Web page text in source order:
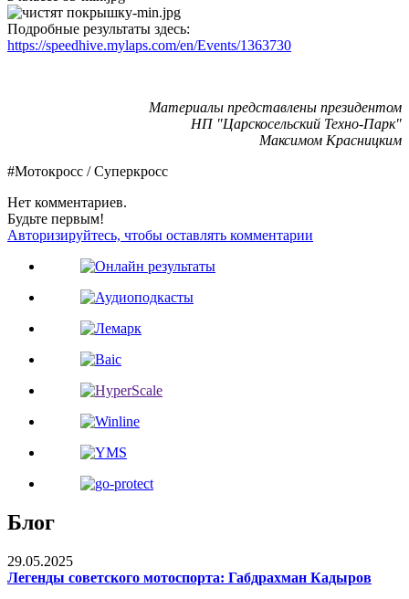
Подробные результаты здесь:
https://speedhive.mylaps.com/en/Events/1363730
Материалы представлены президентом
НП "Царскосельский Техно-Парк"
Максимом Красницким
#Мотокросс / Суперкросс
Нет комментариев.
Будьте первым!
Авторизируйтесь, чтобы оставлять комментарии
Блог
29.05.2025
Легенды советского мотоспорта: Габдрахман Кадыров